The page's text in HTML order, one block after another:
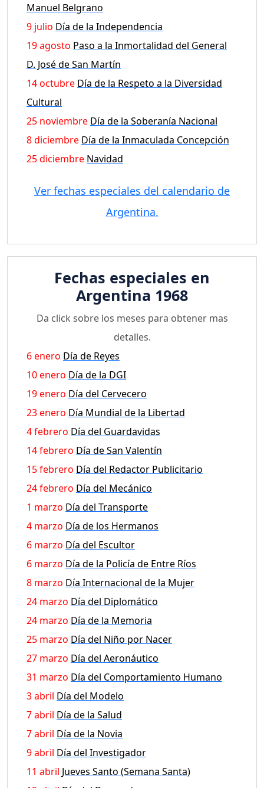
Manuel Belgrano
9 julio Día de la Independencia
19 agosto Paso a la Inmortalidad del General
D. José de San Martín
14 octubre Día de la Respeto a la Diversidad
Cultural
25 noviembre Día de la Soberanía Nacional
8 diciembre Día de la Inmaculada Concepción
25 diciembre Navidad
Ver fechas especiales del calendario de
Argentina.
Fechas especiales en
Argentina 1968
Da click sobre los meses para obtener mas
detalles.
6 enero Día de Reyes
10 enero Día de la DGI
19 enero Día del Cervecero
23 enero Día Mundial de la Libertad
4 febrero Día del Guardavidas
14 febrero Día de San Valentín
15 febrero Día del Redactor Publicitario
24 febrero Día del Mecánico
1 marzo Día del Transporte
4 marzo Día de los Hermanos
6 marzo Día del Escultor
6 marzo Día de la Policía de Entre Ríos
8 marzo Día Internacional de la Mujer
24 marzo Día del Diplomático
24 marzo Día de la Memoria
25 marzo Día del Niño por Nacer
27 marzo Día del Aeronáutico
31 marzo Día del Comportamiento Humano
3 abril Día del Modelo
7 abril Día de la Salud
7 abril Día de la Novia
9 abril Día del Investigador
11 abril Jueves Santo (Semana Santa)